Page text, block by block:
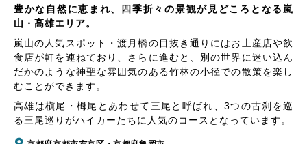
豊かな自然に恵まれ、四季折々の景観が見どころとなる嵐
山・高雄エリア。
嵐山の人気スポット・渡月橋の目抜き通りにはお土産店や飲
食店が軒を連ねており、さらに進むと、別の世界に迷い込ん
だかのような神聖な雰囲気のある竹林の小径での散策を楽し
むことができます。
高雄は槇尾・栂尾とあわせて三尾と呼ばれ、3つの古刹を巡
る三尾巡りがハイカーたちに人気のコースとなっています。